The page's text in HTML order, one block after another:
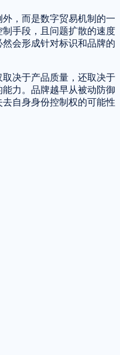
，而是数字贸易机制的一
手段，且问题扩散的速度
会形成针对标识和品牌的
决于产品质量，还取决于
力。品牌越早从被动防御
自身身份控制权的可能性